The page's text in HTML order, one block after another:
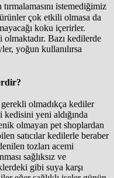
istemediğimiz
çok etkili olmasa da
koku içerirler.
olmaktadır. Bazı kedilerde
yoğun kullanılırsa
olmadıkça kediler
yeni aldığında
olmayan pet shoplardan
satıcılar kedilerle beraber
tozları acemi
sağlıksız ve
gibi suya karşı